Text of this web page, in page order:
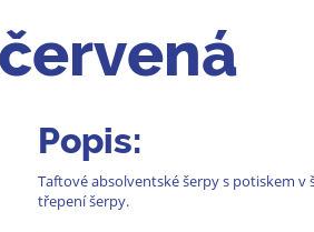
Popis:
Taftové absolventské šerpy s potiskem
třepení šerpy.